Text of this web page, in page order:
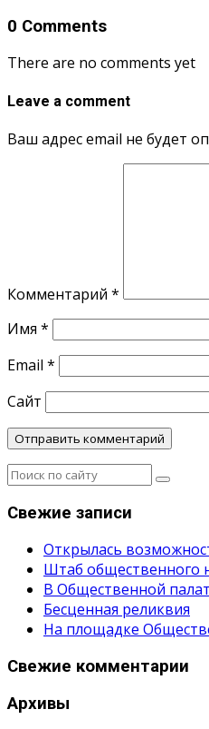
0 Comments
There are no comments yet
Leave a comment
Ваш адрес email не будет
Комментарий *
Имя *
Email *
Сайт
Свежие записи
Открылась
Штаб общественного
В Общественной
Бесценная реликвия
На площадке
Свежие комментарии
Архивы